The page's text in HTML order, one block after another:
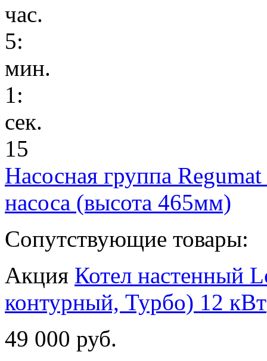
час.
5:
мин.
1:
сек.
15
Насосная группа
насоса (высота 465мм)
Сопутствующие товары:
Акция Котел настенный
контурный, Турбо) 12 кВт
49 000 руб.